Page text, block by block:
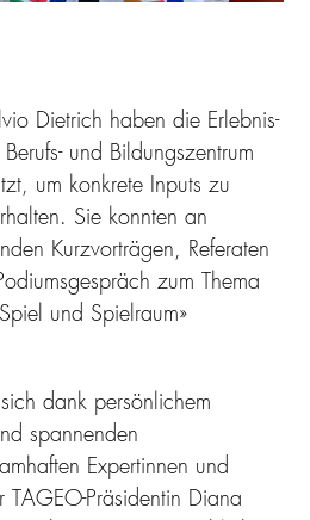
Dietrich haben die Erlebnis-
und Bildungszentrum
um konkrete Inputs zu
Sie konnten an
Kurzvorträgen, Referaten
zum Thema
und Spielraum»
dank persönlichem
spannenden
Expertinnen und
TAGEO-Präsidentin Diana